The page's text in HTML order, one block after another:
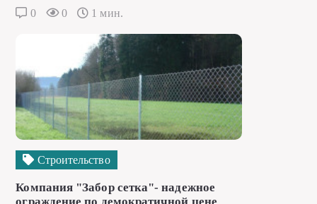
0 0 1 мин.
Строительство
Компания "Забор сетка"- надежное